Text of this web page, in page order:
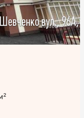
вул., 96А,